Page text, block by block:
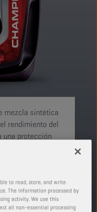
mezcla sintética
rendimiento del
una protección
discos
to read, store, and write
The information processed by
activity. We use this
all non-essential processing